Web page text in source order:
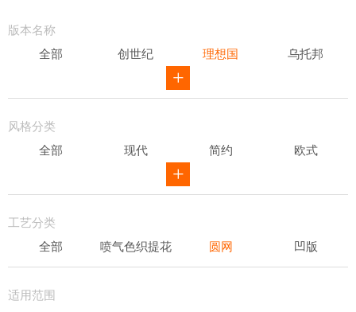
版本名称
全部
创世纪 理想国 乌托邦
风格分类
全部
现代 简约 欧式
工艺分类
全部
喷气色织提花 圆网 凹版
适用范围